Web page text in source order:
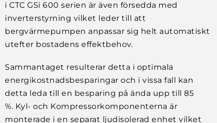
i CTC GSi 600 serien är även försedda med
inverterstyrning vilket leder till att
bergvärmepumpen anpassar sig helt automatiskt
utefter bostadens effektbehov.
Sammantaget resulterar detta i optimala
energikostnadsbesparingar och i vissa fall kan
detta leda till en besparing på ända upp till 85
%. Kyl- och Kompressorkomponenterna är
monterade i en separat ljudisolerad enhet vilket